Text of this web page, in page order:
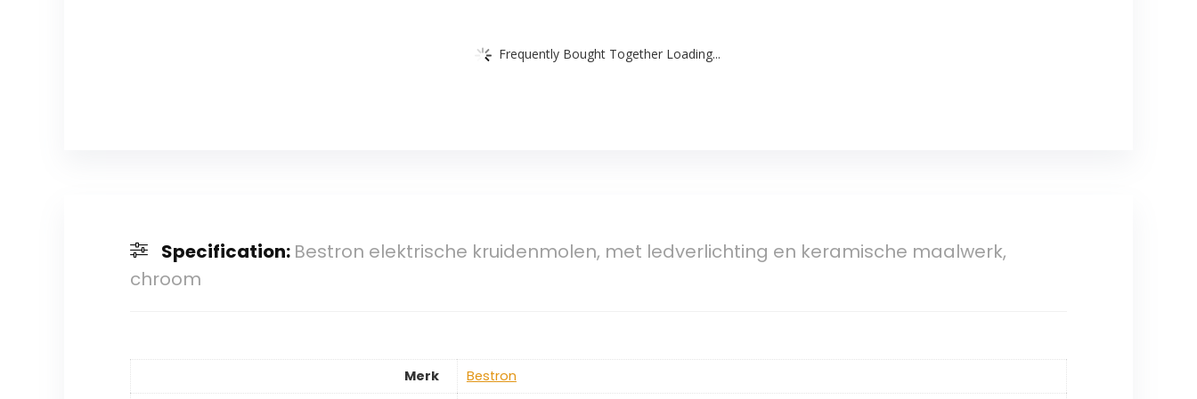
Frequently Bought Together Loading...
Specification: Bestron elektrische kruidenmolen, met ledverlichting en keramische maalwerk,
chroom
Merk
‎Bestron